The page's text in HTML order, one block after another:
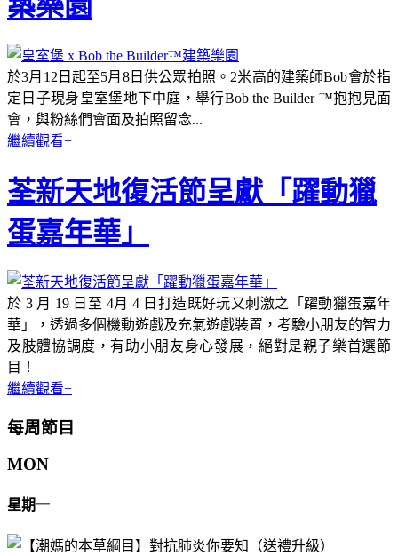
築樂園
於3月12日起至5月8日供公眾拍照。2米高的建築師Bob會於指
定日子現身皇室堡地下中庭，舉行Bob the Builder ™抱抱見面
會，與粉絲們會面及拍照留念...
繼續觀看+
荃新天地復活節呈獻「躍動獵
蛋嘉年華」
於 3 月 19 日至 4月 4 日打造既好玩又刺激之「躍動獵蛋嘉年
華」，透過多個機動遊戲及充氣遊戲裝置，考驗小朋友的智力
及肢體協調度，有助小朋友身心發展，絕對是親子樂首選節
目！
繼續觀看+
每周節目
MON
星期一